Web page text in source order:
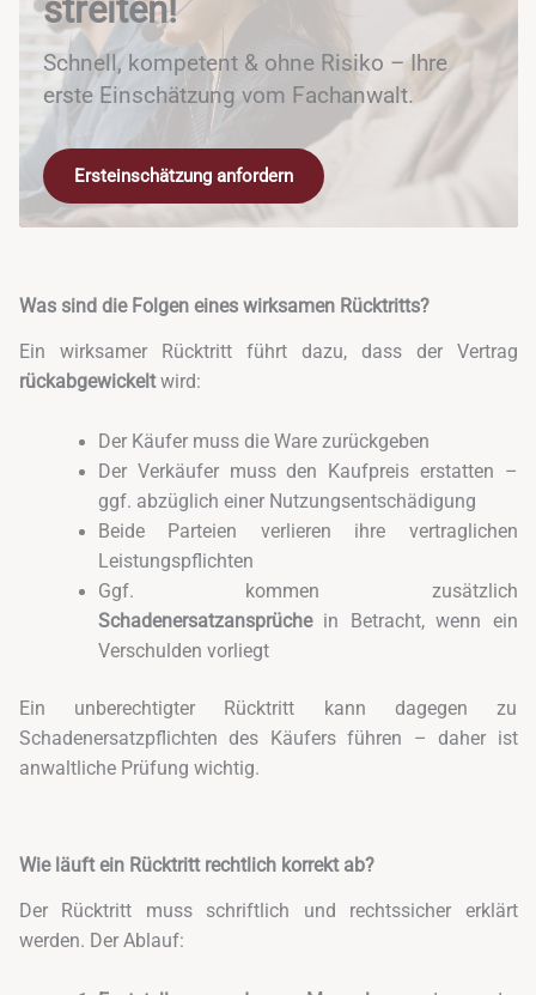
streiten!
Schnell, kompetent & ohne Risiko – Ihre
erste Einschätzung vom Fachanwalt.
Ersteinschätzung anfordern
Was sind die Folgen eines wirksamen Rücktritts?
Ein wirksamer Rücktritt führt dazu, dass der Vertrag
rückabgewickeltwird:
Der Käufer muss die Ware zurückgeben
Der Verkäufer muss den Kaufpreis erstatten –
ggf. abzüglich einer Nutzungsentschädigung
Beide Parteien verlieren ihre vertraglichen
Leistungspflichten
Ggf. kommen zusätzlich
Schadenersatzansprüchein Betracht, wenn ein
Verschulden vorliegt
Ein unberechtigter Rücktritt kann dagegen zu
Schadenersatzpflichten des Käufers führen – daher ist
anwaltliche Prüfung wichtig.
Wie läuft ein Rücktritt rechtlich korrekt ab?
Der Rücktritt muss schriftlich und rechtssicher erklärt
werden. Der Ablauf: